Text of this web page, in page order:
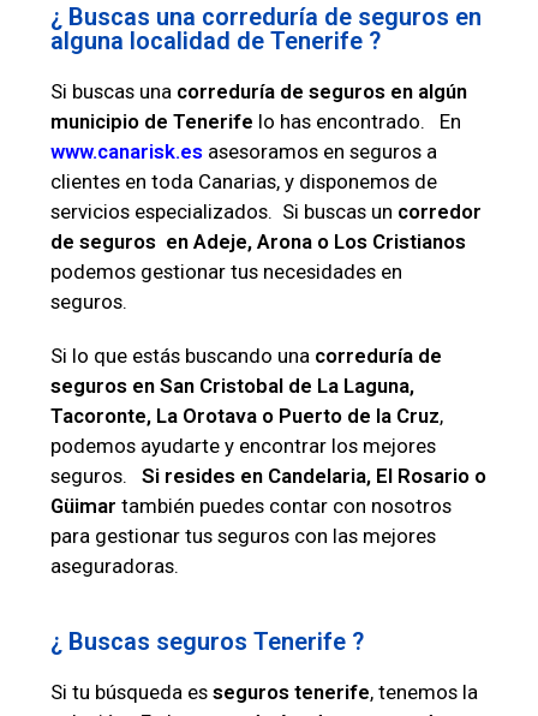
¿ Buscas una correduría de seguros en
alguna localidad de Tenerife ?
Si buscas una correduría de seguros en algún
municipio de Tenerife lo has encontrado. En
www.canarisk.es asesoramos en seguros a
clientes en toda Canarias, y disponemos de
servicios especializados. Si buscas un corredor
de seguros en Adeje, Arona o Los Cristianos
podemos gestionar tus necesidades en
seguros.
Si lo que estás buscando una correduría de
seguros en San Cristobal de La Laguna,
Tacoronte, La Orotava o Puerto de la Cruz,
podemos ayudarte y encontrar los mejores
seguros.Si resides en Candelaria, El Rosario o
Güimar también puedes contar con nosotros
para gestionar tus seguros con las mejores
aseguradoras.
¿ Buscas seguros Tenerife ?
Si tu búsqueda esseguros tenerife, tenemos la